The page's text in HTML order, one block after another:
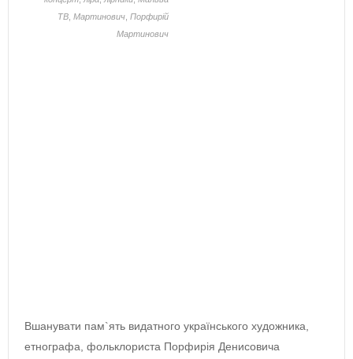
ТВ Мартинович Порфирій
Мартинович
Вшанувати пам`ять видатного українського художника,
етнографа, фольклориста Порфирія Денисовича